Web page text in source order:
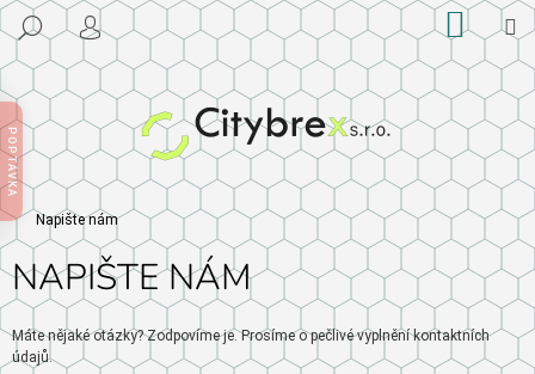
Přejít
na
HLEDAT
PŘIHLÁŠENÍ KOŠÍK
Domů
Napište nám
NAPIŠTE NÁM
Máte nějaké otázky? Zodpovíme je. Prosíme o pečlivé vyplnění kontaktních
údajů.
K
O
Š
Í
K
C
O
P
O
T
Ř
E
B
U
POPTÁVKA